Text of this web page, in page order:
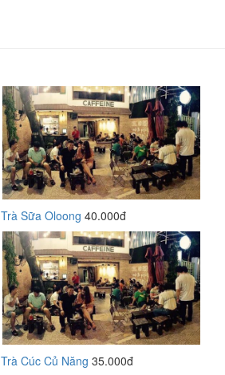
Trà Sữa Oloong 40.000đ
Trà Cúc Củ Năng 35.000đ